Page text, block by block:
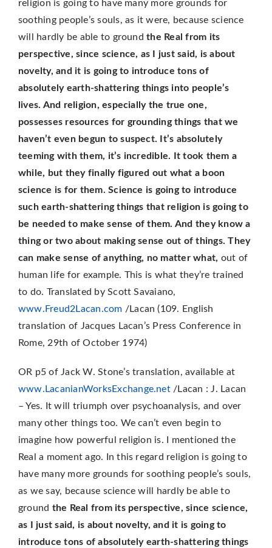
religion is going to have many more grounds for
soothing people’s souls, as it were, because science
will hardly be able to ground the Real from its
perspective, since science, as I just said, is about
novelty, and it is going to introduce tons of
absolutely earth-shattering things into people’s
lives. And religion, especially the true one,
possesses resources for grounding things that we
haven’t even begun to suspect. It’s absolutely
teeming with them, it’s incredible. It took them a
while, but they finally figured out what a boon
science is for them. Science is going to introduce
such earth-shattering things that religion is going to
be needed to make sense of them. And they know a
thing or two about making sense out of things. They
can make sense of anything, no matter what, out of
human life for example. This is what they’re trained
to do. Translated by Scott Savaiano,
www.Freud2Lacan.com /Lacan (109. English
translation of Jacques Lacan’s Press Conference in
Rome, 29th of October 1974)
OR p5 of Jack W. Stone’s translation, available at
www.LacanianWorksExchange.net/Lacan : J. Lacan
– Yes. It will triumph over psychoanalysis, and over
many other things too. We can’t even begin to
imagine how powerful religion is. I mentioned the
Real a moment ago. In this regard religion is going to
have many more grounds for soothing people’s souls,
as we say, because science will hardly be able to
ground the Real from its perspective, since science,
as I just said, is about novelty, and it is going to
introduce tons of absolutely earth-shattering things